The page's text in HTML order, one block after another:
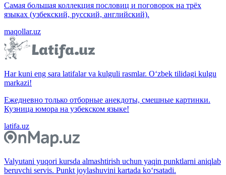
Самая большая коллекция пословиц и поговорок на трёх
языках (узбекский, русский, английский).
maqollar.uz
Har kuni eng sara latifalar va kulguli rasmlar. O‘zbek tilidagi kulgu
markazi!
Ежедневно только отборные анекдоты, смешные картинки.
Кузница юмора на узбекском языке!
latifa.uz
Valyutani yuqori kursda almashtirish uchun yaqin punktlarni aniqlab
beruvchi servis. Punkt joylashuvini kartada ko‘rsatadi.